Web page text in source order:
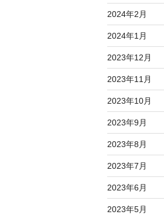
2024年2月
2024年1月
2023年12月
2023年11月
2023年10月
2023年9月
2023年8月
2023年7月
2023年6月
2023年5月